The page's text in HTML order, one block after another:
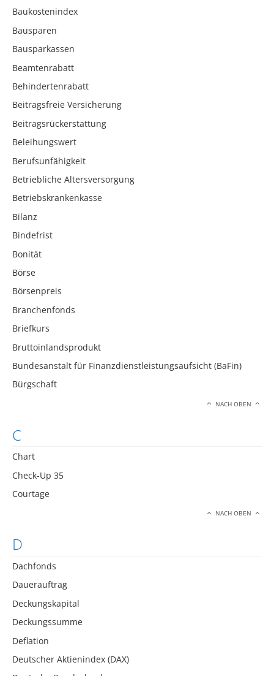
Baukostenindex
Bausparen
Bausparkassen
Beamtenrabatt
Behindertenrabatt
Beitragsfreie Versicherung
Beitragsrückerstattung
Beleihungswert
Berufsunfähigkeit
Betriebliche Altersversorgung
Betriebskrankenkasse
Bilanz
Bindefrist
Bonität
Börse
Börsenpreis
Branchenfonds
Briefkurs
Bruttoinlandsprodukt
Bundesanstalt für Finanzdienstleistungsaufsicht (BaFin)
Bürgschaft
NACH OBEN
C
Chart
Check-Up 35
Courtage
NACH OBEN
D
Dachfonds
Dauerauftrag
Deckungskapital
Deckungssumme
Deflation
Deutscher Aktienindex (DAX)